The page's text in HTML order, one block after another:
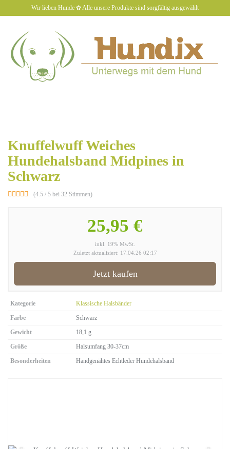
to
Wir lieben Hunde ✿ Alle unsere Produkte sind sorgfältig ausgewählt
Knuffelwuff Weiches
Hundehalsband Midpines in
Schwarz
(4.5 / 5 bei 32 Stimmen)
25,95 €
inkl. 19% MwSt.
Zuletzt aktualisiert: 17.04.26 02:17
Jetzt kaufen
Kategorie
Klassische Halsbänder
Farbe
Schwarz
Gewicht
18,1 g
Größe
Halsumfang 30-37cm
Besonderheiten
Handgenähtes Echtleder Hundehalsband